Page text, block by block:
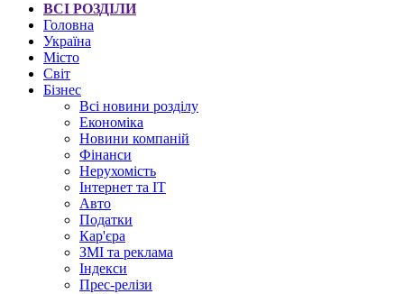
ВСІ РОЗДІЛИ
Головна
Україна
Місто
Світ
Бізнес
Всі новини розділу
Економіка
Новини компаній
Фінанси
Нерухомість
Інтернет та IT
Авто
Податки
Кар'єра
ЗМІ та реклама
Індекси
Прес-релізи